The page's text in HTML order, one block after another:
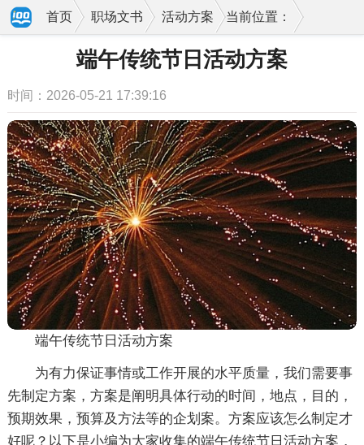
当前位置：
首页 职场文书 活动方案
端午传统节日活动方案
时间：2026-05-21 17:39:16
端午传统节日活动方案
为有力保证事情或工作开展的水平质量，我们需要事
先制定方案，方案是阐明具体行动的时间，地点，目的，
预期效果，预算及方法等的企划案。方案应该怎么制定才
好呢？以下是小编为大家收集的端午传统节日活动方案，